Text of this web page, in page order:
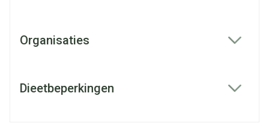
Organisaties
Dieetbeperkingen